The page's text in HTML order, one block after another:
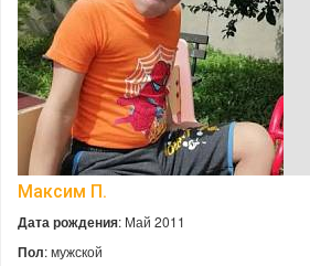
Максим П.
Дата рождения: Май 2011
Пол: мужской